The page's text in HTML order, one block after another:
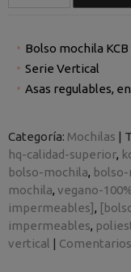
Bolso mochila
Serie Vertical
Asas regulables,
Categoría: Mochilas |
hq-calidad-superior
bolso-mochila
mochila vegano-
impermeables]
impermeables
vertical | Comentarios